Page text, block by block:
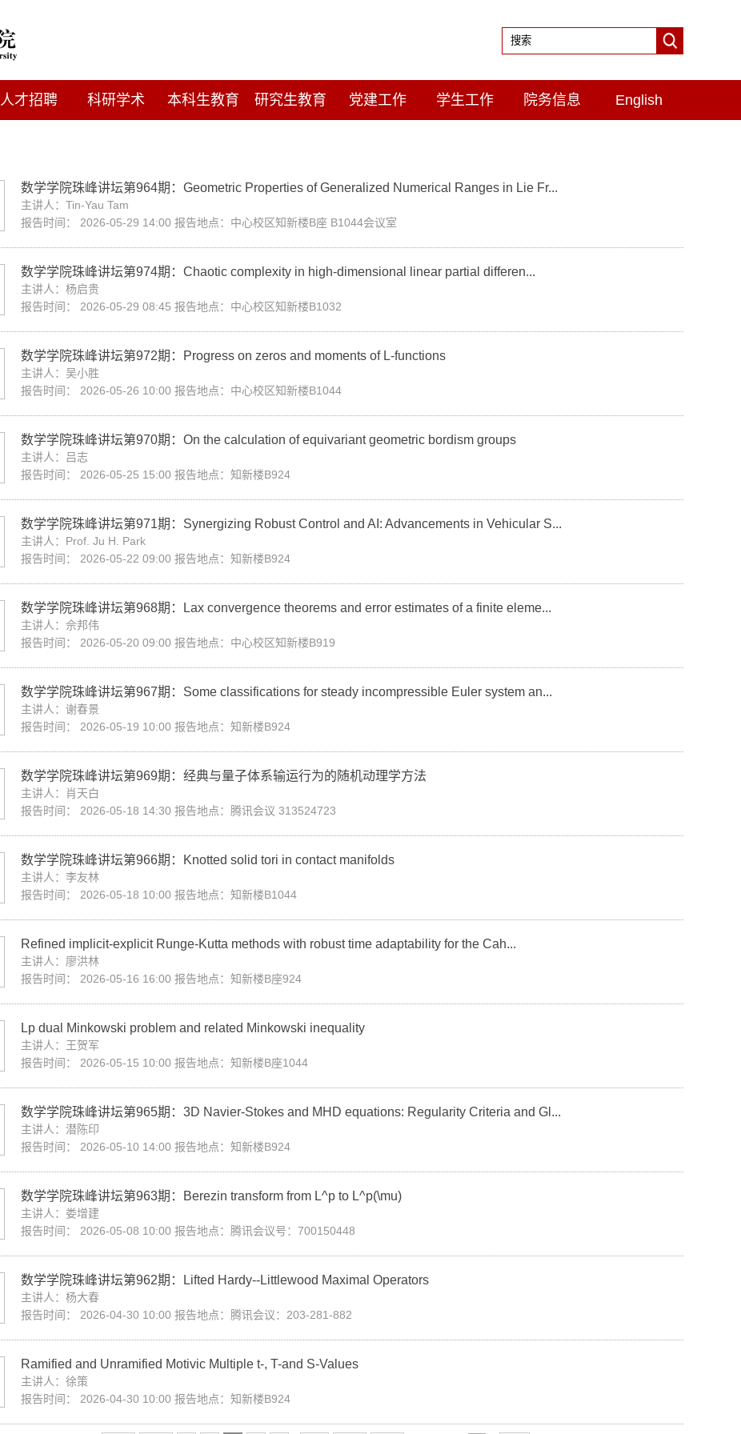
人才招聘 科研学术 本科生教育 研究生教育 党建工作 学生工作 院务信息 English
数学学院珠峰讲坛第964期：Geometric Properties of Generalized Numerical Ranges in Lie Fr...
主讲人：Tin-Yau Tam
报告时间： 2026-05-29 14:00 报告地点：中心校区知新楼B座 B1044会议室
数学学院珠峰讲坛第974期：Chaotic complexity in high-dimensional linear partial differen...
主讲人：杨启贵
报告时间： 2026-05-29 08:45 报告地点：中心校区知新楼B1032
数学学院珠峰讲坛第972期：Progress on zeros and moments of L-functions
主讲人：吴小胜
报告时间： 2026-05-26 10:00 报告地点：中心校区知新楼B1044
数学学院珠峰讲坛第970期：On the calculation of equivariant geometric bordism groups
主讲人：吕志
报告时间： 2026-05-25 15:00 报告地点：知新楼B924
数学学院珠峰讲坛第971期：Synergizing Robust Control and AI: Advancements in Vehicular S...
主讲人：Prof. Ju H. Park
报告时间： 2026-05-22 09:00 报告地点：知新楼B924
数学学院珠峰讲坛第968期：Lax convergence theorems and error estimates of a finite eleme...
主讲人：佘邦伟
报告时间： 2026-05-20 09:00 报告地点：中心校区知新楼B919
数学学院珠峰讲坛第967期：Some classifications for steady incompressible Euler system an...
主讲人：谢春景
报告时间： 2026-05-19 10:00 报告地点：知新楼B924
数学学院珠峰讲坛第969期：经典与量子体系输运行为的随机动理学方法
主讲人：肖天白
报告时间： 2026-05-18 14:30 报告地点：腾讯会议 313524723
数学学院珠峰讲坛第966期：Knotted solid tori in contact manifolds
主讲人：李友林
报告时间： 2026-05-18 10:00 报告地点：知新楼B1044
Refined implicit-explicit Runge-Kutta methods with robust time adaptability for the Cah...
主讲人：廖洪林
报告时间： 2026-05-16 16:00 报告地点：知新楼B座924
Lp dual Minkowski problem and related Minkowski inequality
主讲人：王贺军
报告时间： 2026-05-15 10:00 报告地点：知新楼B座1044
数学学院珠峰讲坛第965期：3D Navier-Stokes and MHD equations: Regularity Criteria and Gl...
主讲人：潜陈印
报告时间： 2026-05-10 14:00 报告地点：知新楼B924
数学学院珠峰讲坛第963期：Berezin transform from L^p to L^p(\mu)
主讲人：娄增建
报告时间： 2026-05-08 10:00 报告地点：腾讯会议号：700150448
数学学院珠峰讲坛第962期：Lifted Hardy--Littlewood Maximal Operators
主讲人：杨大春
报告时间： 2026-04-30 10:00 报告地点：腾讯会议：203-281-882
Ramified and Unramified Motivic Multiple t-, T-and S-Values
主讲人：徐策
报告时间： 2026-04-30 10:00 报告地点：知新楼B924